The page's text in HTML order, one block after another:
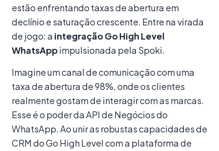
estão enfrentando taxas de abertura em
declínio e saturação crescente. Entre na virada
de jogo: a integração Go High Level
WhatsAppimpulsionada pela Spoki.
Imagine um canal de comunicação com uma
taxa de abertura de 98%, onde os clientes
realmente gostam de interagir com as marcas.
Esse é o poder da API de Negócios do
WhatsApp. Ao unir as robustas capacidades de
CRM do Go High Level com a plataforma de